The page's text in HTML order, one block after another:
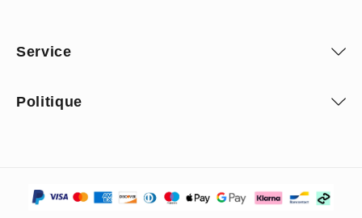
Service
Politique
Moyens